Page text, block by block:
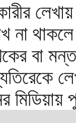
না
বা
মিডিয়ায়